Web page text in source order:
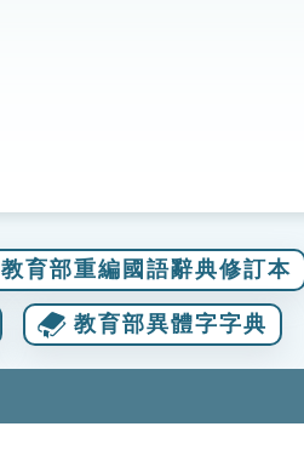
教育部重編國語辭典修訂本
教育部異體字字典